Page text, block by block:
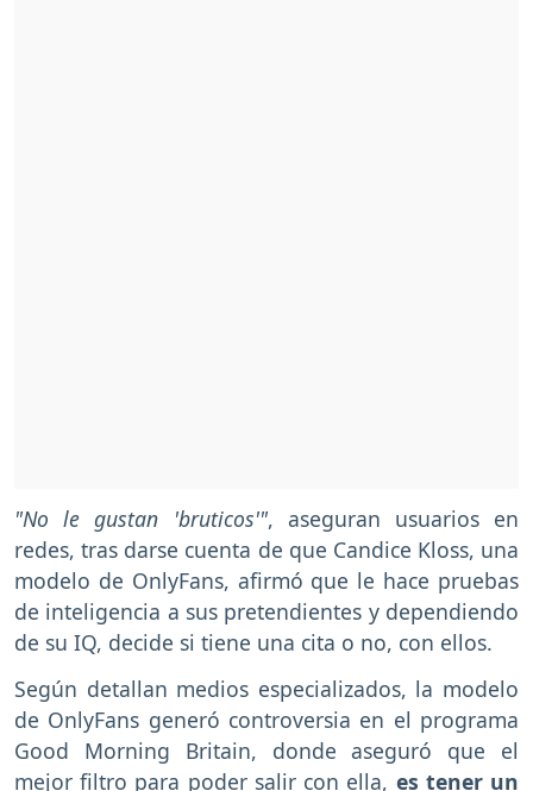
"No le gustan 'bruticos'", aseguran usuarios en
redes, tras darse cuenta de que Candice Kloss, una
modelo de OnlyFans, afirmó que le hace pruebas
de inteligencia a sus pretendientes y dependiendo
de su IQ, decide si tiene una cita o no, con ellos.
Según detallan medios especializados, la modelo
de OnlyFans generó controversia en el programa
Good Morning Britain, donde aseguró que el
mejor filtro para poder salir con ella, es tener un